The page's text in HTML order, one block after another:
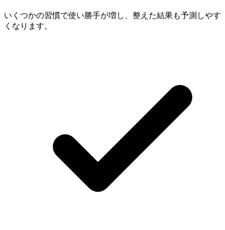
いくつかの習慣で使い勝手が増し、整えた結果も予測しやす
くなります。